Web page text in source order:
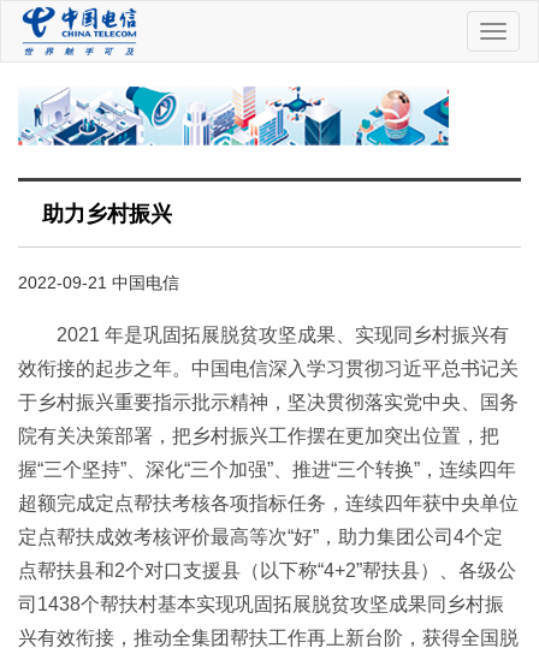
中
国
助力乡村振兴
2022-09-21 中国电信
2021 年是巩固拓展脱贫攻坚成果、实现同乡村振兴有
效衔接的起步之年。中国电信深入学习贯彻习近平总书记关
于乡村振兴重要指示批示精神，坚决贯彻落实党中央、国务
院有关决策部署，把乡村振兴工作摆在更加突出位置，把
握“三个坚持”、深化“三个加强”、推进“三个转换”，连续四年
超额完成定点帮扶考核各项指标任务，连续四年获中央单位
定点帮扶成效考核评价最高等次“好”，助力集团公司4个定
点帮扶县和2个对口支援县（以下称“4+2”帮扶县）、各级公
司1438个帮扶村基本实现巩固拓展脱贫攻坚成果同乡村振
兴有效衔接，推动全集团帮扶工作再上新台阶，获得全国脱